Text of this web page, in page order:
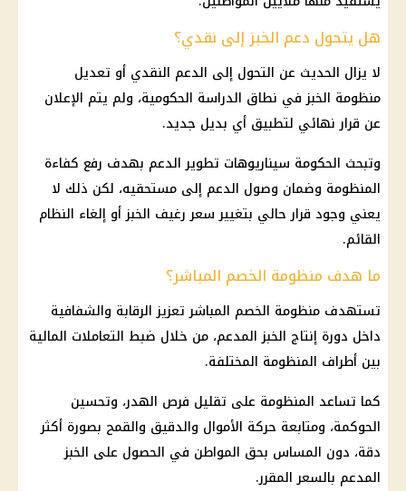
هل يتحول دعم الخبز إلى نقدي؟
لا يزال الحديث عن التحول إلى الدعم النقدي أو تعديل
منظومة الخبزفي نطاق الدراسة الحكومية، ولم يتم الإعلان
عن قرار نهائي لتطبيق أي بديل جديد.
وتبحث الحكومة سيناريوهات تطوير الدعم بهدف رفع كفاءة
المنظومة وضمان وصول الدعم إلى مستحقيه، لكن ذلك لا
يعني وجود قرار حالي بتغييرسعر رغيف الخبزأو إلغاء النظام
القائم.
ما هدف منظومة الخصم المباشر؟
تستهدف منظومة الخصم المباشر تعزيز الرقابة والشفافية
داخل دورة إنتاج الخبز المدعم، من خلال ضبط التعاملات المالية
بين أطراف المنظومة المختلفة.
كما تساعد المنظومة على تقليل فرص الهدر، وتحسين
الحوكمة، ومتابعة حركة الأموال والدقيق والقمح بصورة أكثر
دقة، دون المساس بحق المواطن في الحصول على الخبز
المدعم بالسعر المقرر.